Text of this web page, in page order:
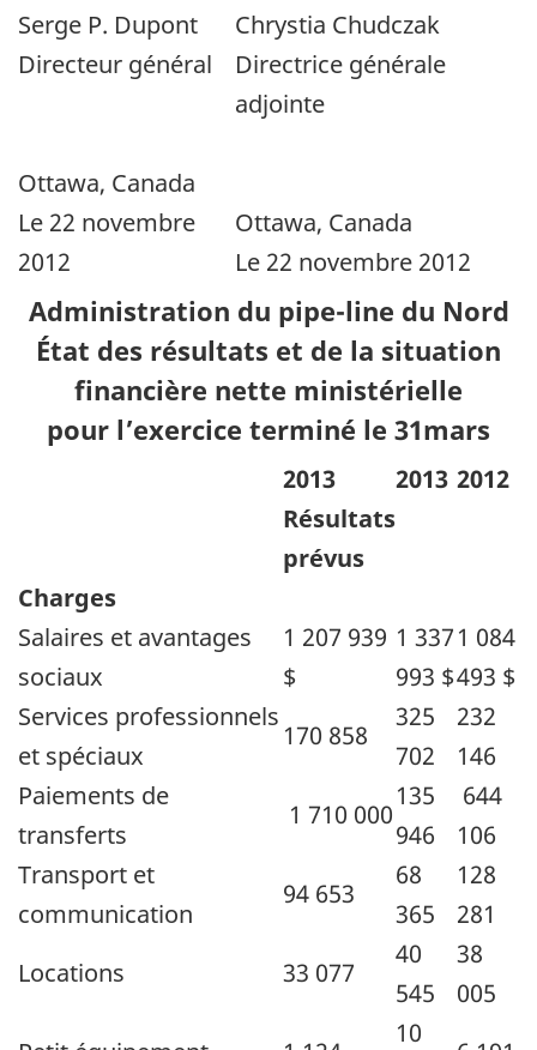
Serge P. Dupont
Directeur général
Ottawa, Canada
Le 22 novembre
2012
Chrystia Chudczak
Directrice générale
adjointe
Ottawa, Canada
Le 22 novembre 2012
Administration du pipe-line du Nord
État des résultats et de la situation
financière nette ministérielle
pour l’exercice terminé le 31mars
2013 2013 2012
Résultats
prévus
Charges
Salaires et avantages
sociaux
1 207 939
$
1 337
993 $
1 084
493 $
Services professionnels
et spéciaux
170 858
325
702
232
146
Paiements de
transferts
1 710 000
135
946
644
106
Transport et
communication
94 653
68
365
128
281
Locations
33 077
40
545
38
005
10